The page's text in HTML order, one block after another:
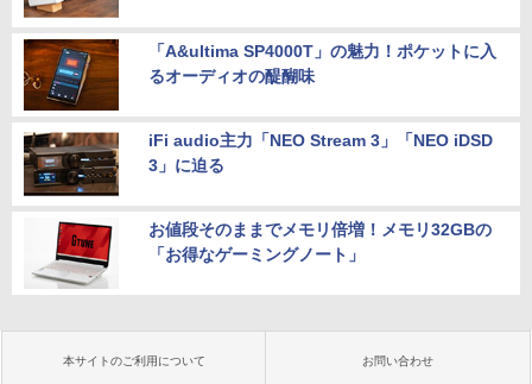
「A&ultima SP4000T」の魅力！ポケットに入
るオーディオの醍醐味
iFi audio主力「NEO Stream 3」「NEO iDSD
3」に迫る
お値段そのままでメモリ倍増！メモリ32GBの
「お得なゲーミングノート」
本サイトのご利用について お問い合わせ